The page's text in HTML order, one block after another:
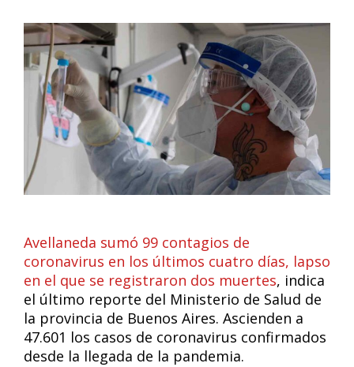
Avellaneda sumó 99 contagios de
coronavirus en los últimos cuatro días, lapso
en el que se registraron dos muertes, indica
el último reporte del Ministerio de Salud de
la provincia de Buenos Aires. Ascienden a
47.601 los casos de coronavirus confirmados
desde la llegada de la pandemia.